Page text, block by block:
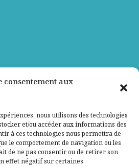
consentement aux
nous utilisons des technologies
et/ou accéder aux informations des
à ces technologies nous permettra de
le comportement de navigation ou les
de ne pas consentir ou de retirer son
effet négatif sur certaines